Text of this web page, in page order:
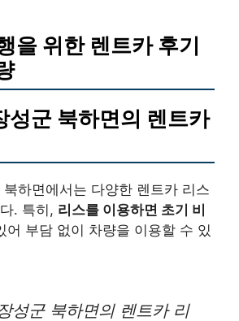
을 위한 렌트카 후기
성군 북하면의 렌트카
하면에서는 다양한 렌트카 리스
. 특히, 리스를 이용하면 초기 비
어 부담 없이 차량을 이용할 수 있
성군 북하면의 렌트카 리